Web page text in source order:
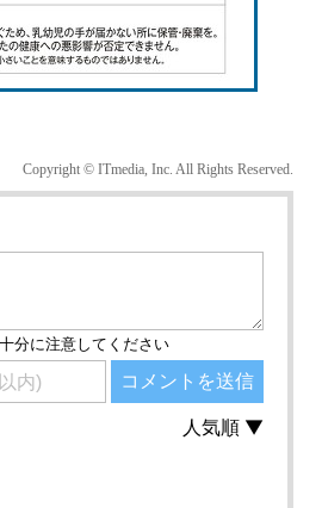
Copyright © ITmedia, Inc. All Rights Reserved.